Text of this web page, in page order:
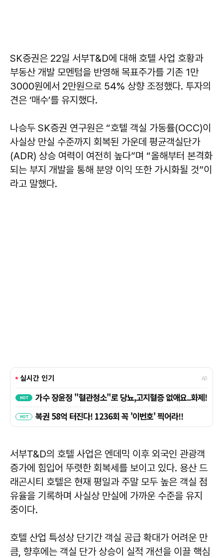
SK증권은 22일 서부T&D에 대해 호텔 사업 호황과
부동산 개발 모멘텀을 반영해 목표주가를 기존 1만
3000원에서 2만원으로 54% 상향 조정했다. 투자의
견은 ‘매수’를 유지했다.
나승두 SK증권 연구원은 “호텔 객실 가동률(OCC)이
사실상 만실 수준까지 회복된 가운데 평균객실단가
(ADR) 상승 여력이 여전히 높다”며 “올해부터 본격화
되는 부지 개발을 통해 분양 이익 또한 가시화될 것”이
라고 말했다.
서부T&D의 호텔 사업은 엔데믹 이후 외국인 관광객
증가에 힘입어 뚜렷한 회복세를 보이고 있다. 용산 드
래곤시티 호텔은 현재 평일과 주말 모두 높은 객실 점
유율을 기록하며 사실상 만실에 가까운 수준을 유지
중이다.
호텔 산업 특성상 단기간 객실 공급 확대가 어려운 만
큼, 향후에는 객실 단가 상승이 실적 개선을 이끌 핵심